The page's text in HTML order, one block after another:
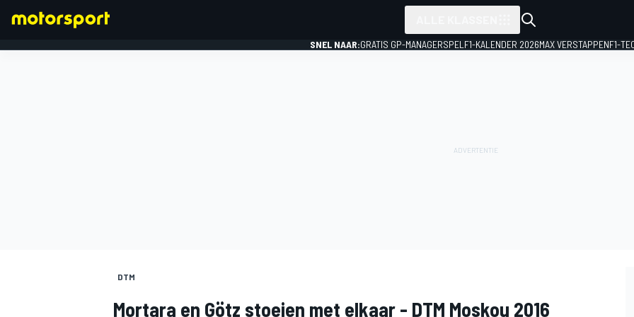
SNEL NAAR:GRATIS GP-MANAGERSPEL F1-KALENDER 2026MAX VERSTAPPENF1-
DTM
Mortara en Götz stoeien met elkaar - DTM Moskou 2016